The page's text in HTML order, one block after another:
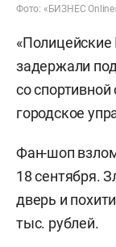
Фото: «БИЗНЕС
задержали
со
городское
Фан-шоп
18 сентября.
дверь и
тыс. рублей.